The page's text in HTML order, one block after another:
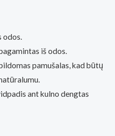
iš odos.
pamušalas, kad būtų
ant kulno dengtas